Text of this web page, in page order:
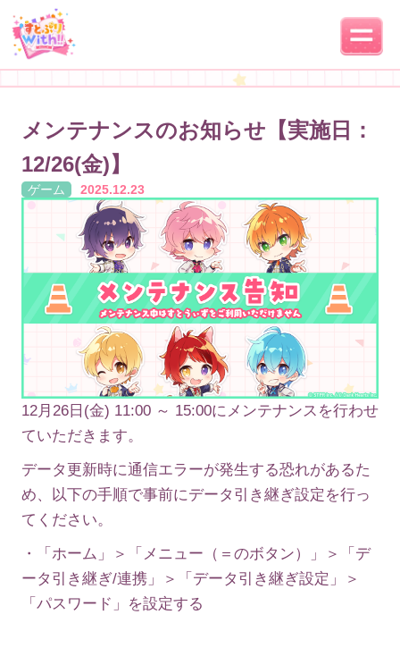
メンテナンスのお知らせ【実施日：
12/26(金)】
ゲーム 2025.12.23
12月26日(金) 11:00 ～ 15:00にメンテナンスを行わせ
ていただきます。
データ更新時に通信エラーが発生する恐れがあるた
め、以下の手順で事前にデータ引き継ぎ設定を行っ
てください。
・「ホーム」＞「メニュー（＝のボタン）」＞「デ
ータ引き継ぎ/連携」＞「データ引き継ぎ設定」＞
「パスワード」を設定する